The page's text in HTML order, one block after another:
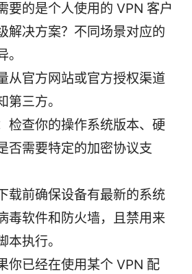
要的是个人使用的 VPN 客户
解决方案？不同场景对应的
从官方网站或官方授权渠道
第三方。
检查你的操作系统版本、硬
否需要特定的加密协议支
载前确保设备有最新的系统
毒软件和防火墙，且禁用来
本执行。
你已经在使用某个 VPN 配